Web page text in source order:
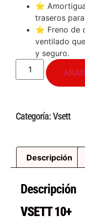
⭐
traseros
⭐ Freno de
ventilado
y seguro.
Categoría:Vsett
Descripción
Descripción
VSETT 10+